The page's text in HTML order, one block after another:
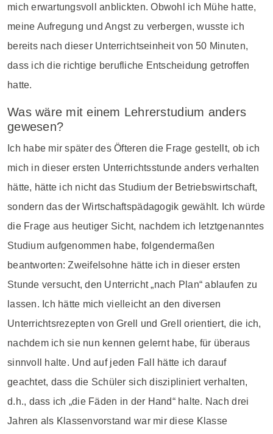
mich erwartungsvoll anblickten. Obwohl ich Mühe hatte,
meine Aufregung und Angst zu verbergen, wusste ich
bereits nach dieser Unterrichtseinheit von 50 Minuten,
dass ich die richtige berufliche Entscheidung getroffen
hatte.
Was wäre mit einem Lehrerstudium anders
gewesen?
Ich habe mir später des Öfteren die Frage gestellt, ob ich
mich in dieser ersten Unterrichtsstunde anders verhalten
hätte, hätte ich nicht das Studium der Betriebswirtschaft,
sondern das der Wirtschaftspädagogik gewählt. Ich würde
die Frage aus heutiger Sicht, nachdem ich letztgenanntes
Studium aufgenommen habe, folgendermaßen
beantworten: Zweifelsohne hätte ich in dieser ersten
Stunde versucht, den Unterricht „nach Plan“ ablaufen zu
lassen. Ich hätte mich vielleicht an den diversen
Unterrichtsrezepten von Grell und Grell orientiert, die ich,
nachdem ich sie nun kennen gelernt habe, für überaus
sinnvoll halte. Und auf jeden Fall hätte ich darauf
geachtet, dass die Schüler sich diszipliniert verhalten,
d.h., dass ich „die Fäden in der Hand“ halte. Nach drei
Jahren als Klassenvorstand war mir diese Klasse